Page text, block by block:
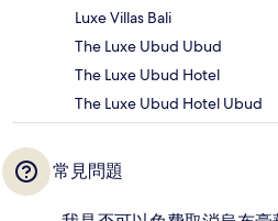
Luxe Villas Bali
The Luxe Ubud Ubud
The Luxe Ubud Hotel
The Luxe Ubud Hotel Ubud
常見問題